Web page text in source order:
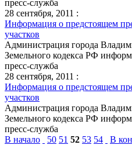
пресс-служба
28 сентября, 2011 :
Информация о предстоящем
участков
Администрация города
Земельного кодекса РФ
пресс-служба
28 сентября, 2011 :
Информация о предстоящем
участков
Администрация города
Земельного кодекса РФ
пресс-служба
В начало
50 51 52 53 54 В